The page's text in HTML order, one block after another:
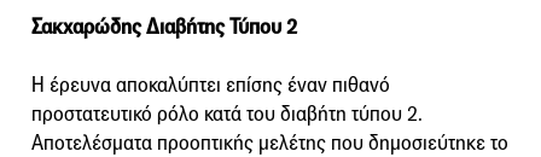
Σακχαρώδης Διαβήτης Τύπου 2
Η έρευνα αποκαλύπτει επίσης έναν πιθανό
προστατευτικό ρόλο κατά του διαβήτη τύπου 2.
Αποτελέσματα προοπτικής μελέτης που δημοσιεύτηκε το